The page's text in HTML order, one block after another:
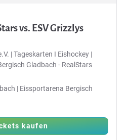
vs. ESV Grizzlys
|Tageskarten I Eishockey |
Gladbach - RealStars
| Eissportarena Bergisch
kaufen